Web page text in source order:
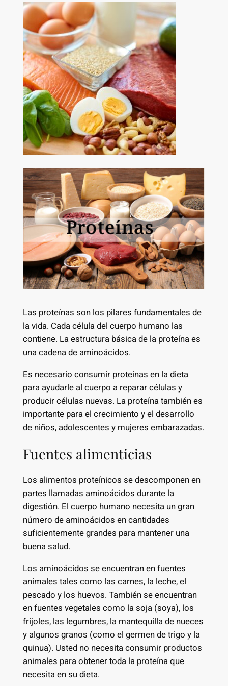
Las proteínas son los pilares fundamentales de
la vida. Cada célula del cuerpo humano las
contiene. La estructura básica de la proteína es
una cadena de aminoácidos.
Es necesario consumir proteínas en la dieta
para ayudarle al cuerpo a reparar células y
producir células nuevas. La proteína también es
importante para el crecimiento y el desarrollo
de niños, adolescentes y mujeres embarazadas.
Fuentes alimenticias
Los alimentos proteínicos se descomponen en
partes llamadas aminoácidos durante la
digestión. El cuerpo humano necesita un gran
número de aminoácidos en cantidades
suficientemente grandes para mantener una
buena salud.
Los aminoácidos se encuentran en fuentes
animales tales como las carnes, la leche, el
pescado y los huevos. También se encuentran
en fuentes vegetales como la soja (soya), los
fríjoles, las legumbres, la mantequilla de nueces
y algunos granos (como el germen de trigo y la
quinua). Usted no necesita consumir productos
animales para obtener toda la proteína que
necesita en su dieta.